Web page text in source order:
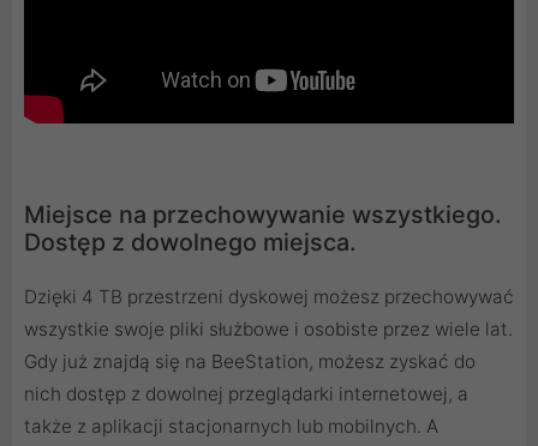
Miejsce na przechowywanie wszystkiego.
Dostęp z dowolnego miejsca.
Dzięki 4 TB przestrzeni dyskowej możesz przechowywać
wszystkie swoje pliki służbowe i osobiste przez wiele lat.
Gdy już znajdą się na BeeStation, możesz zyskać do
nich dostęp z dowolnej przeglądarki internetowej, a
także z aplikacji stacjonarnych lub mobilnych. A